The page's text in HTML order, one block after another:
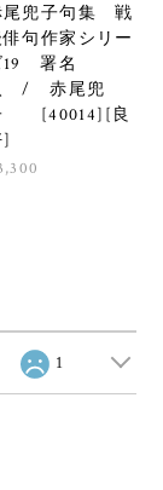
尾兜子句集 戦
俳句作家シリー
19 署名
/ 赤尾兜
[40014][良
]
1